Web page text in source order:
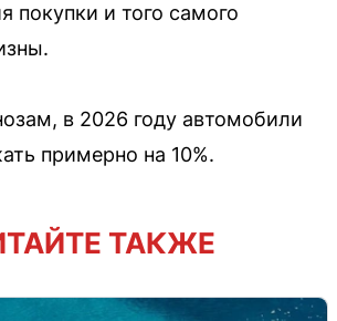
покупки и того самого
в 2026 году автомобили
примерно на 10%.
ТАКЖЕ